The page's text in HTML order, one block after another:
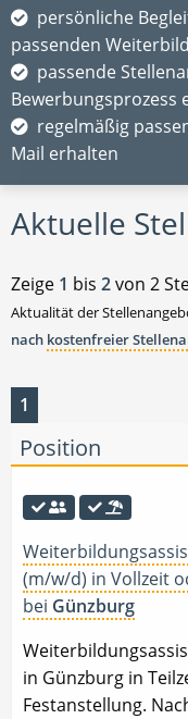
persönliche
passenden
passende
Bewerbungsprozess
regelmäßig
Mail erhalten
Aktuelle
Zeige 1 bis 2von 2
Aktualität der
nach kostenfreier
1
Position
(m/w/d) in Vollzeit
bei Günzburg
in Günzburg in
Festanstellung.